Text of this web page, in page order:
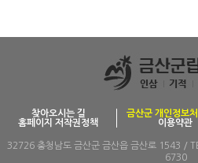
찾아오시는 길 금산군 개인정보
홈페이지 저작권정책
이용약관
32726 충청남도 금산군 금산읍 금산로 1543
6730